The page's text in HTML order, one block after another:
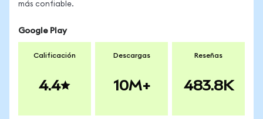
más confiable.
Google Play
Calificación
4.4
Descargas
10M+
Reseñas
483.8K